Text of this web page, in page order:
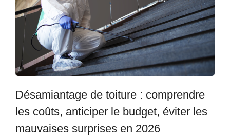
Désamiantage de toiture : comprendre
les coûts, anticiper le budget, éviter les
mauvaises surprises en 2026